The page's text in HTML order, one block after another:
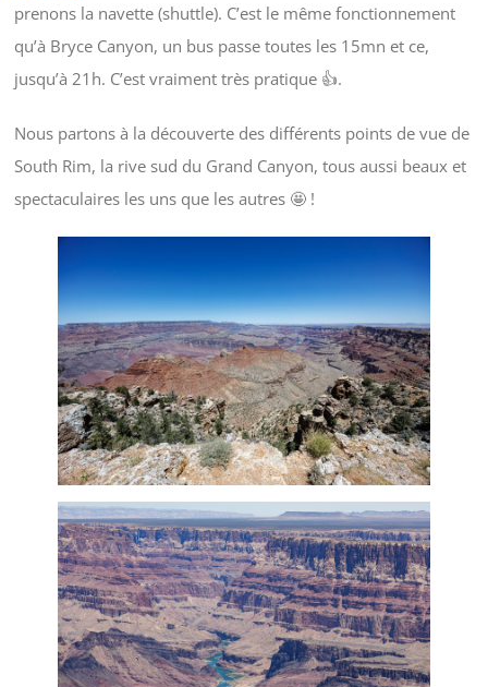
prenons la navette (shuttle). C’est le même fonctionnement
qu’à Bryce Canyon, un bus passe toutes les 15mn et ce,
jusqu’à 21h. C’est vraiment très pratique 👍.
Nous partons à la découverte des différents points de vue de
South Rim, la rive sud du Grand Canyon, tous aussi beaux et
spectaculaires les uns que les autres 🤩 !